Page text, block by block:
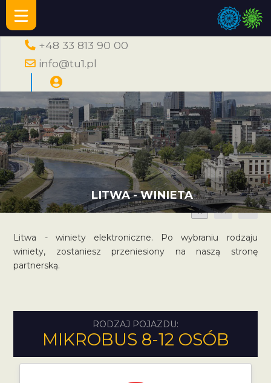
+48 33 813 90 00
info@tu1.pl
LITWA - WINIETA
A A A
Litwa - winiety elektroniczne. Po wybraniu rodzaju
winiety, zostaniesz przeniesiony na naszą stronę
partnerską.
RODZAJ POJAZDU:
MIKROBUS 8-12 OSÓB